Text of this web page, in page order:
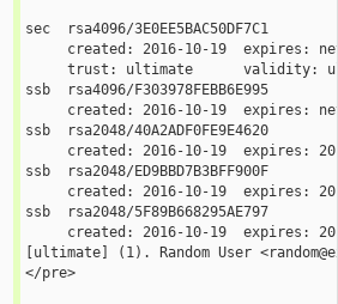
sec  rsa4096/3E0EE5BAC50DF7C1
trust: ultimate      validity:
ssb  rsa4096/F303978FEBB6E995
ssb  rsa2048/40A2ADF0FE9E4620
ssb  rsa2048/ED9BBD7B3BFF900F
ssb  rsa2048/5F89B668295AE797
[ultimate] (1). Random User
</pre>